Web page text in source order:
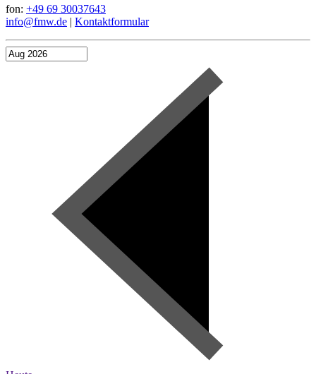
fon: +49 69 30037643
info@fmw.de | Kontaktformular